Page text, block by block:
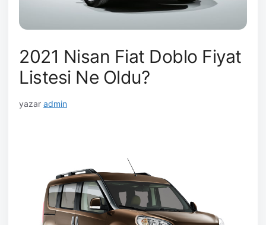
2021 Nisan Fiat Doblo Fiyat
Listesi Ne Oldu?
yazar admin